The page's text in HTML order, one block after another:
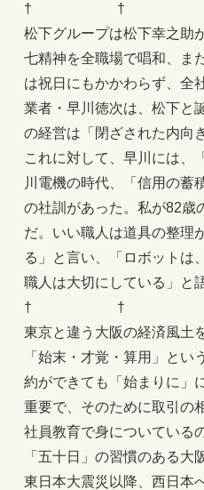
† †
松下グループは松下幸之助
七精神を全職場で唱和、ま
は祝日にもかかわらず、全
業者・早川徳次は、松下と
の経営は「閉ざされた内向
これに対して、早川には、
川電機の時代、「信用の蓄
の社訓があった。私が82歳
だ。いい職人は道具の整理
る」と言い、「ロボットは
職人は大切にしている」と
† †
東京と違う大阪の経済風土
「始末・才覚・算用」と
約ができても「始まりに」
重要で、そのために取引の
社員教育で身についている
「五十日」の習慣のある
東日本大震災以降、西日本